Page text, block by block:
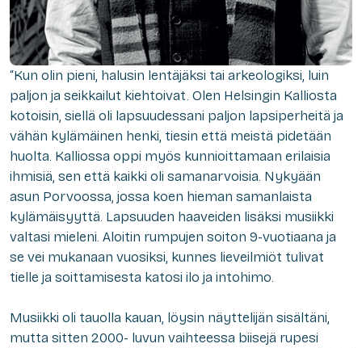
“Kun olin pieni, halusin lentäjäksi tai arkeologiksi, luin
paljon ja seikkailut kiehtoivat. Olen Helsingin Kalliosta
kotoisin, siellä oli lapsuudessani paljon lapsiperheitä ja
vähän kylämäinen henki, tiesin että meistä pidetään
huolta. Kalliossa oppi myös kunnioittamaan erilaisia
ihmisiä, sen että kaikki oli samanarvoisia. Nykyään
asun Porvoossa, jossa koen hieman samanlaista
kylämäisyyttä. Lapsuuden haaveiden lisäksi musiikki
valtasi mieleni. Aloitin rumpujen soiton 9-vuotiaana ja
se vei mukanaan vuosiksi, kunnes lieveilmiöt tulivat
tielle ja soittamisesta katosi ilo ja intohimo.
Musiikki oli tauolla kauan, löysin näyttelijän sisältäni,
mutta sitten 2000- luvun vaihteessa biisejä rupesi